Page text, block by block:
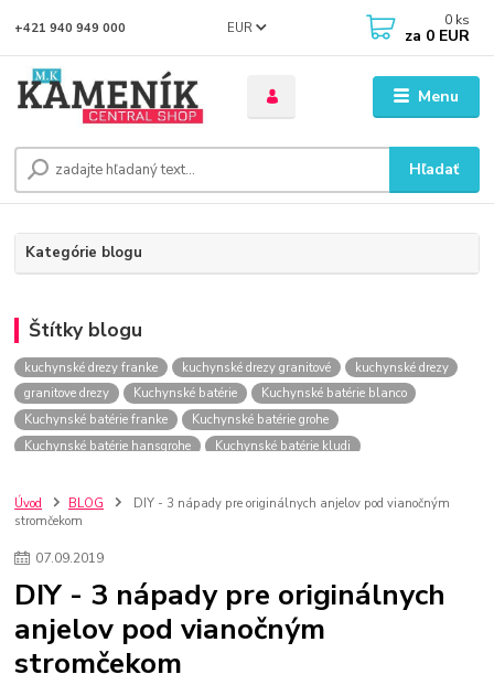
Menu
EUR
Hľadať
+421 940 949 000 0 ks
za 0 EUR
Kategórie blogu
Štítky blogu
kuchynské drezy franke kuchynské drezy granitové
kuchynské drezy
granitove drezy
Kuchynské batérie
Kuchynské batérie blanco
Kuchynské batérie franke
Kuchynské batérie grohe
Kuchynské batérie hansgrohe
Kuchynské batérie kludi
kuchynské batérie sagittarius
kuchynské batérie
vodovodné batérie
vodovodné batérie do kuchyne
kuchynské drezy sety
bidetové batérie
vaňové batérie
sprchové batérie
vodovodné batérie blanco
vodovodné batérie do steny
vodovodné batérie grohe
kúpelňa v podkroví
Úvod BLOG
DIY - 3 nápady pre originálnych anjelov pod vianočným
stromčekom
07.09.2019
DIY - 3 nápady pre originálnych
anjelov pod vianočným
stromčekom